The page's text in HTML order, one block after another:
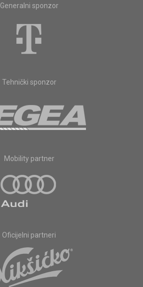
Generalni sponzor
Tehnički sponzor
Mobility partner
Oficijelni partneri